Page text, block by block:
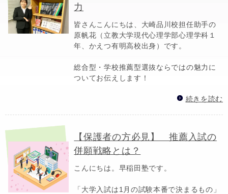
力
皆さんこんにちは、大崎品川校担任助手の
原帆花（立教大学現代心理学部心理学科１
年、かえつ有明高校出身）です。
総合型・学校推薦型選抜ならではの魅力に
ついてお伝えします！
続きを読む
【保護者の方必見】 推薦入試の
併願戦略とは？
こんにちは。早稲田塾です。
「大学入試は1月の試験本番で決まるもの」